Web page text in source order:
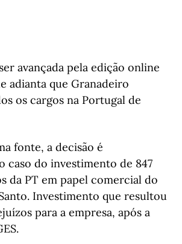
avançada pela edição online
adianta que Granadeiro
os cargos na Portugal de
fonte, a decisão é
caso do investimento de 847
da PT em papel comercial do
Investimento que resultou
para a empresa, após a